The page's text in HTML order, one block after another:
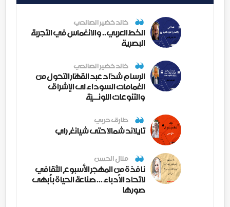
خالد خضير الصالحي
الخط العربي.. والانغماس في التجربة
البصرية
خالد خضير الصالحي
الرسام شدّاد عبد القهّار التحول من
الغمامات السوداء لى الإشراق
والتنوعات اللونــيّة
طارق حربي
تايلاند شمالا حتى شيانغ راي
منال الحسن
نافذة من المهجر الأسبوع الثقافي
لاتحاد الأدباء ... صناعة الحياة بأبهى
صورها